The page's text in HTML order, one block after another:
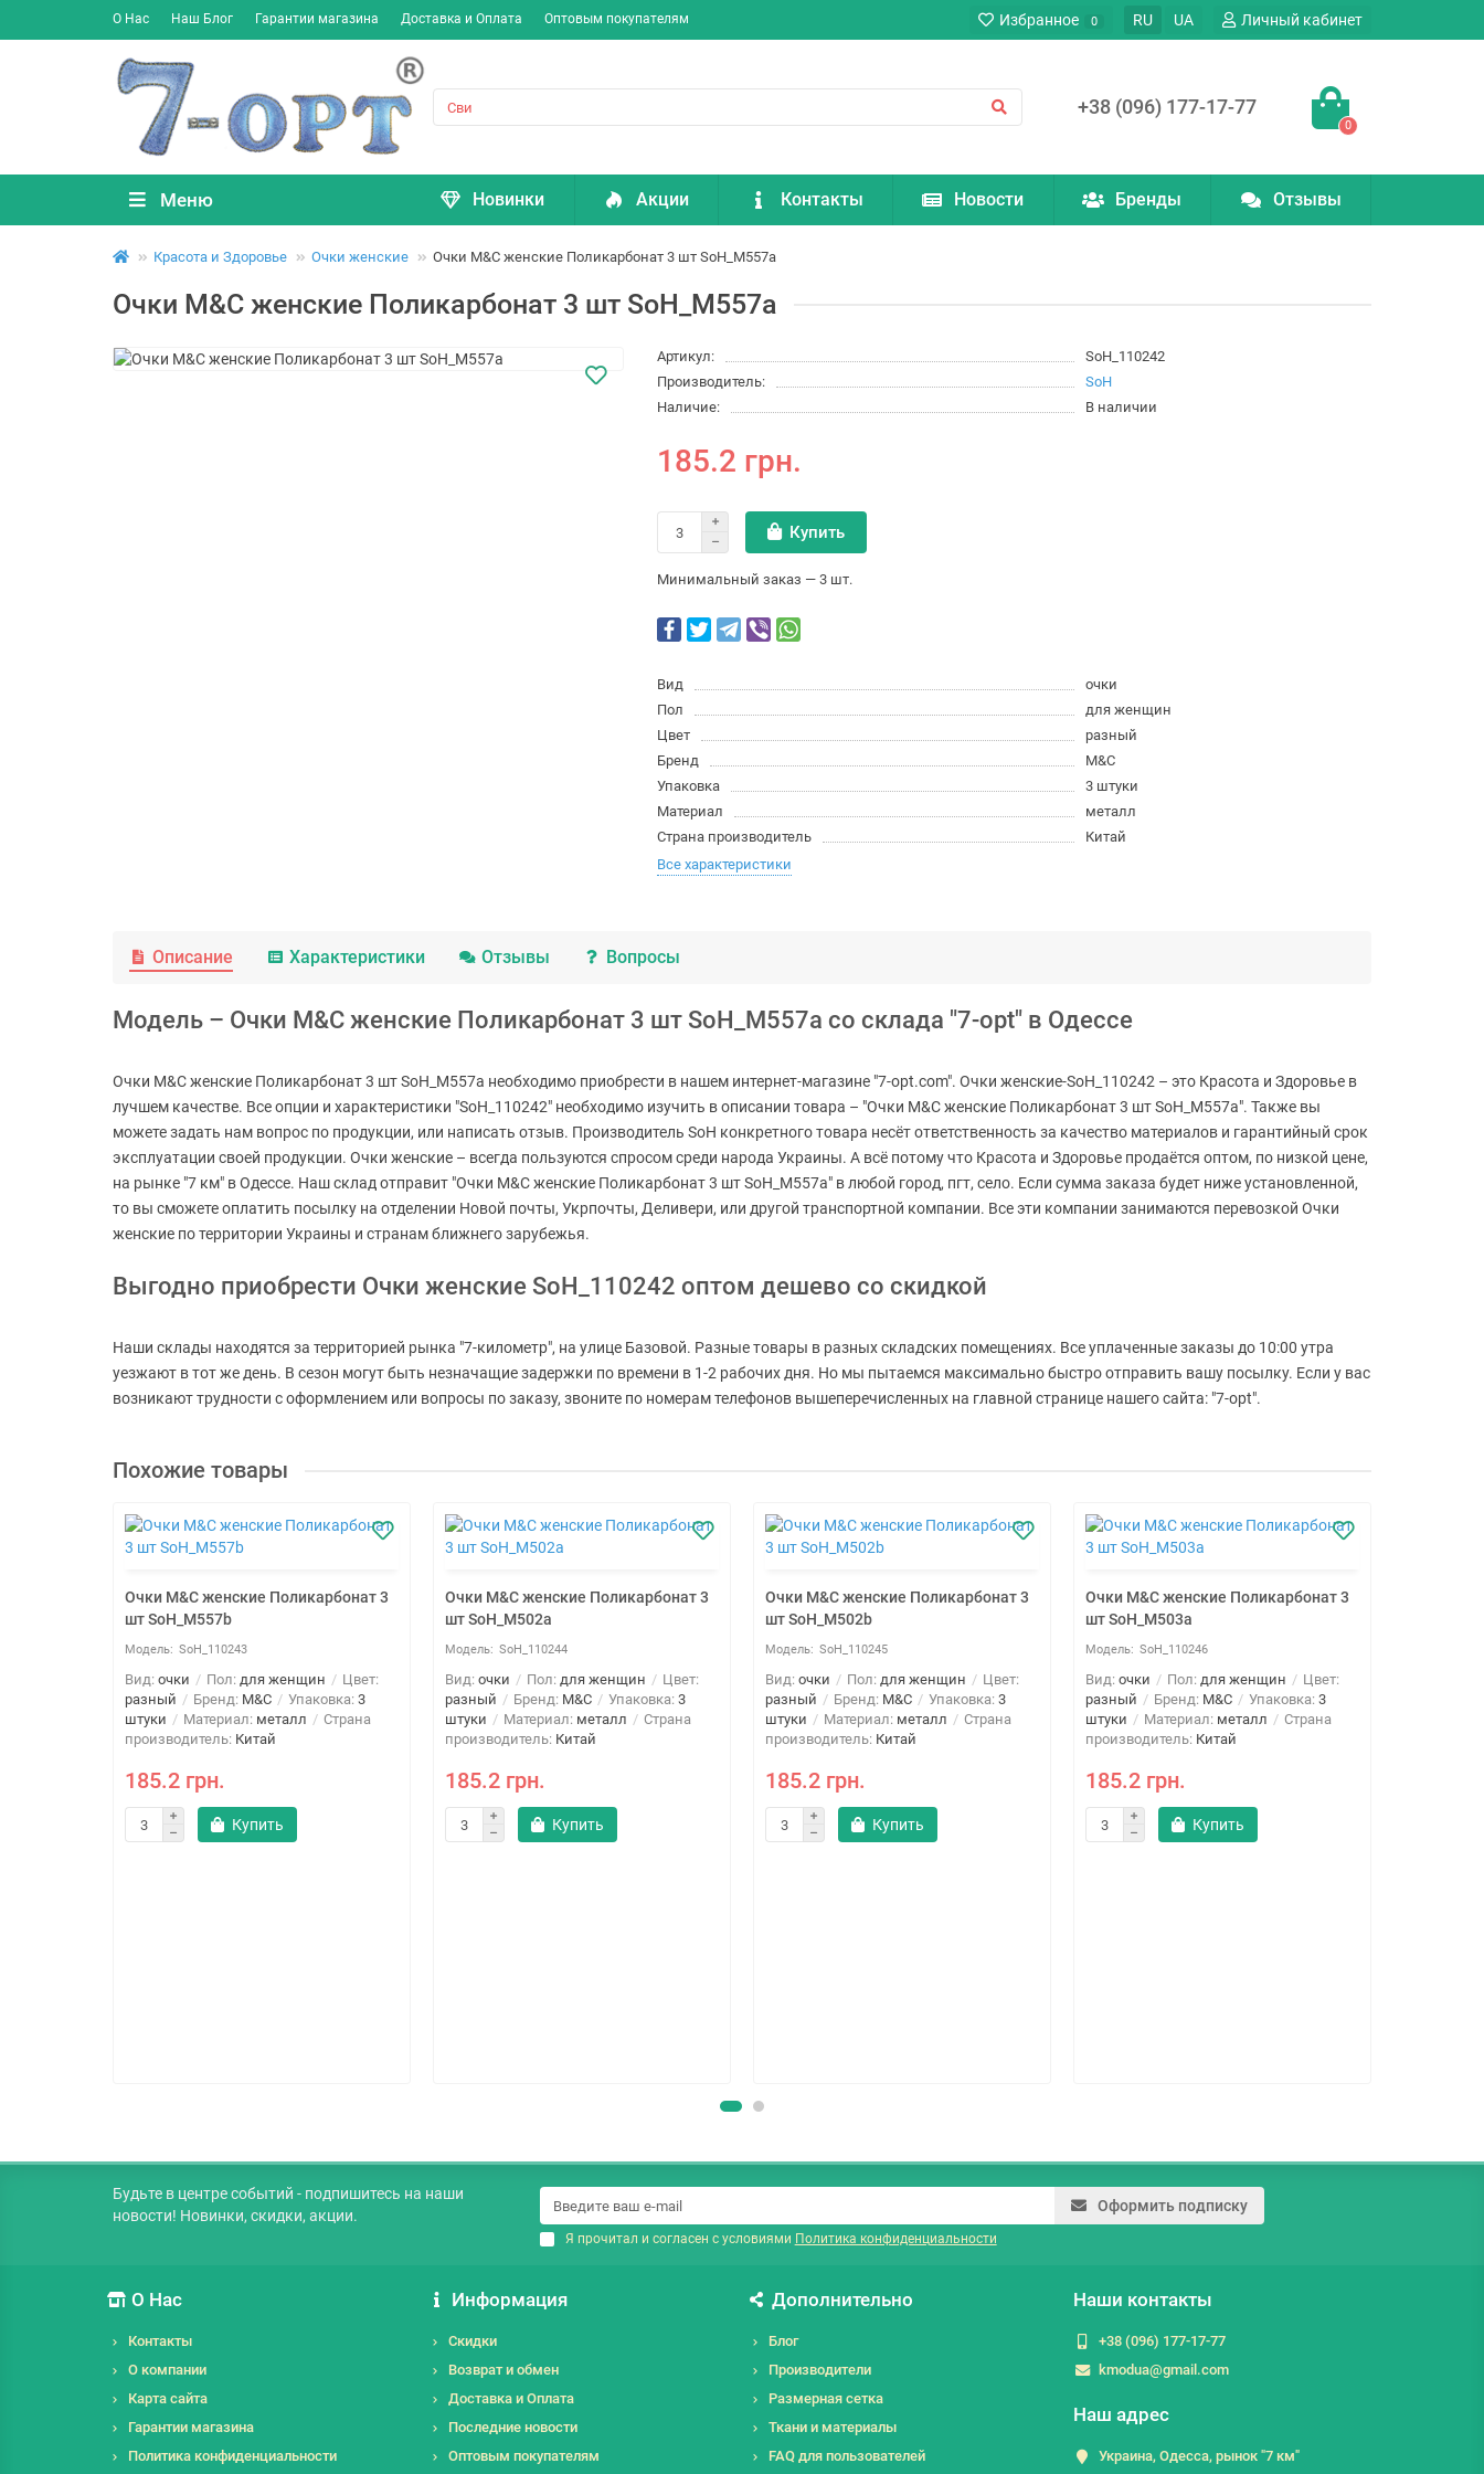
О Нас Наш Блог Гарантии магазина Доставка и Оплата Оптовым покупателям Избранное 0 RU UA Личный кабинет
+38 (096) 177-17-77
0
Меню Новинки Акции Контакты Новости Бренды Отзывы
Красота и Здоровье Очки женские Очки M&C женские Поликарбонат 3 шт SoH_M557a
Очки M&C женские Поликарбонат 3 шт SoH_M557a
Артикул:
SoH_110242
Производитель:
SoH
Наличие:
В наличии
185.2 грн.
Купить
Минимальный заказ — 3 шт.
Вид
очки
Пол
для женщин
Цвет
разный
Бренд
M&C
Упаковка
3 штуки
Материал
металл
Страна производитель
Китай
Все характеристики
Описание Характеристики Отзывы Вопросы
Модель – Очки M&C женские Поликарбонат 3 шт SoH_M557a со склада "7-opt" в Одессе
Очки M&C женские Поликарбонат 3 шт SoH_M557a необходимо приобрести в нашем интернет-магазине "7-opt.com". Очки женские-SoH_110242 – это Красота и Здоровье в
лучшем качестве. Все опции и характеристики "SoH_110242" необходимо изучить в описании товара – "Очки M&C женские Поликарбонат 3 шт SoH_M557a". Также вы
можете задать нам вопрос по продукции, или написать отзыв. Производитель SoH конкретного товара несёт ответственность за качество материалов и гарантийный срок
эксплуатации своей продукции. Очки женские – всегда пользуются спросом среди народа Украины. А всё потому что Красота и Здоровье продаётся оптом, по низкой цене,
на рынке "7 км" в Одессе. Наш склад отправит "Очки M&C женские Поликарбонат 3 шт SoH_M557a" в любой город, пгт, село. Если сумма заказа будет ниже установленной,
то вы сможете оплатить посылку на отделении Новой почты, Укрпочты, Деливери, или другой транспортной компании. Все эти компании занимаются перевозкой Очки
женские по территории Украины и странам ближнего зарубежья.
Выгодно приобрести Очки женские SoH_110242 оптом дешево со скидкой
Наши склады находятся за территорией рынка "7-километр", на улице Базовой. Разные товары в разных складских помещениях. Все уплаченные заказы до 10:00 утра
уезжают в тот же день. В сезон могут быть незначащие задержки по времени в 1-2 рабочих дня. Но мы пытаемся максимально быстро отправить вашу посылку. Если у вас
возникают трудности с оформлением или вопросы по заказу, звоните по номерам телефонов вышеперечисленных на главной странице нашего сайта: "7-opt".
Похожие товары
Очки M&C женские Поликарбонат 3
шт SoH_M557b
SoH_110243
Вид: очки Пол: для женщин
Цвет:
разный
Бренд: M&C Упаковка: 3
штуки
Материал: металл
Страна
производитель: Китай
185.2 грн.
Купить
Очки M&C женские Поликарбонат 3
шт SoH_M502a
SoH_110244
Вид: очки Пол: для женщин
Цвет:
разный
Бренд: M&C Упаковка: 3
штуки
Материал: металл
Страна
производитель: Китай
185.2 грн.
Купить
Очки M&C женские Поликарбонат 3
шт SoH_M502b
SoH_110245
Вид: очки Пол: для женщин
Цвет:
разный
Бренд: M&C Упаковка: 3
штуки
Материал: металл
Страна
производитель: Китай
185.2 грн.
Купить
Очки M&C женские Поликарбонат 3
шт SoH_M503a
SoH_110246
Вид: очки Пол: для женщин
Цвет:
разный
Бренд: M&C Упаковка: 3
штуки
Материал: металл
Страна
производитель: Китай
185.2 грн.
Купить
Будьте в центре событий - подпишитесь на наши
новости! Новинки, скидки, акции.
Оформить подписку
Я прочитал и согласен с условиями Политика конфиденциальности
О Нас
Контакты
О компании
Карта сайта
Гарантии магазина
Политика конфиденциальности
Информация
Скидки
Возврат и обмен
Доставка и Оплата
Последние новости
Оптовым покупателям
Дополнительно
Блог
Производители
Размерная сетка
Ткани и материалы
FAQ для пользователей
Наши контакты
+38 (096) 177-17-77
kmodua@gmail.com
Наш адрес
Украина, Одесса, рынок "7 км"